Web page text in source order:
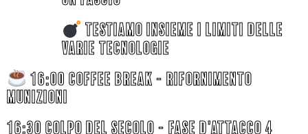
TESTIAMO INSIEME I LIMITI DELLE
VARIE TECNOLOGIE
16:00 coffee break - RIFORNIMENTO
MUNIZIONI
16:30 coLPO DEL SECOLO - FASE D'ATTACCO 4